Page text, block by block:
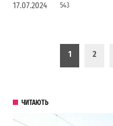
17.07.2024 543
Пагинация записей
1 2
ЧИТАЮТЬ